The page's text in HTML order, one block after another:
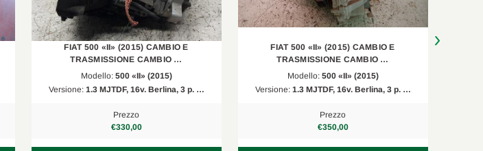
FIAT 500 «II» (2015) CAMBIO E
TRASMISSIONE CAMBIO …
Modello: 500 «II» (2015)
Versione: 1.3 MJTDF, 16v. Berlina, 3 p. …
Prezzo
€330,00
FIAT 500 «II» (2015) CAMBIO E
TRASMISSIONE CAMBIO …
Modello: 500 «II» (2015)
Versione: 1.3 MJTDF, 16v. Berlina, 3 p. …
Prezzo
€350,00